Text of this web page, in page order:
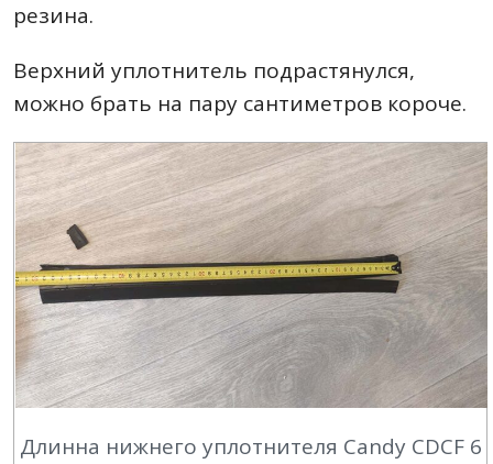
резина.
Верхний уплотнитель подрастянулся,
можно брать на пару сантиметров короче.
Длинна нижнего уплотнителя Candy CDCF 6